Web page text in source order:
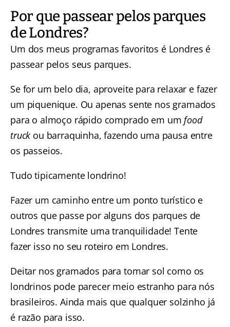
Por que passear pelos parques
de Londres?
Um dos meus programas favoritos é Londres é
passear pelos seus parques.
Se for um belo dia, aproveite para relaxar e fazer
um piquenique. Ou apenas sente nos gramados
para o almoço rápido comprado em umfood
truck ou barraquinha, fazendo uma pausa entre
os passeios.
Tudo tipicamente londrino!
Fazer um caminho entre um ponto turístico e
outros que passe por alguns dos parques de
Londres transmite uma tranquilidade! Tente
fazer isso no seu roteiro em Londres.
Deitar nos gramados para tomar sol como os
londrinos pode parecer meio estranho para nós
brasileiros. Ainda mais que qualquer solzinho já
é razão para isso.